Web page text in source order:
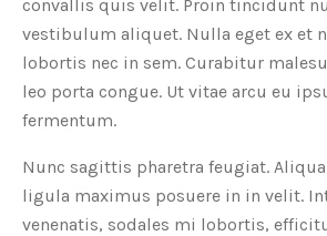
convallis quis velit. Proin tincidunt
vestibulum aliquet. Nulla eget ex et
lobortis nec in sem. Curabitur
leo porta congue. Ut vitae arcu eu
fermentum.
Nunc sagittis pharetra feugiat.
ligula maximus posuere in in velit.
venenatis, sodales mi lobortis,